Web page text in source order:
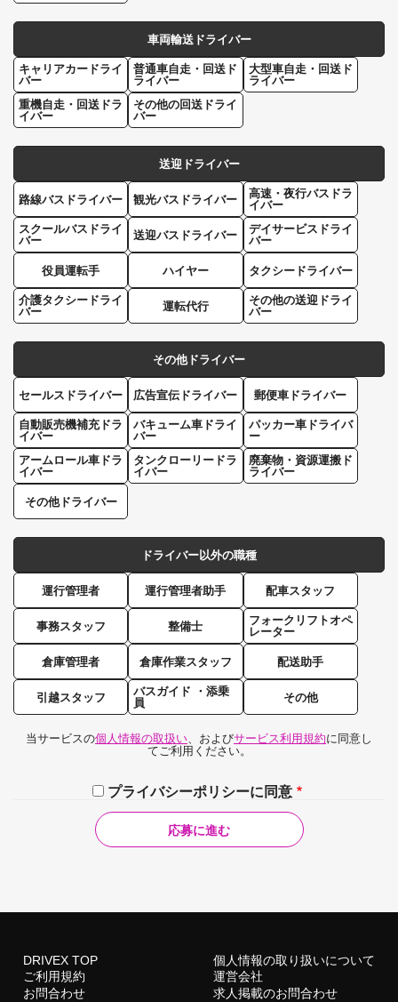
車両輸送ドライバー
キャリアカードライ
バー
普通車自走・回送ド
ライバー
大型車自走・回送ド
ライバー
重機自走・回送ドラ
イバー
その他の回送ドライ
バー
送迎ドライバー
路線バスドライバー 観光バスドライバー
高速・夜行バスドラ
イバー
スクールバスドライ
バー
送迎バスドライバー
デイサービスドライ
バー
役員運転手 ハイヤー タクシードライバー
介護タクシードライ
バー
運転代行
その他の送迎ドライ
バー
その他ドライバー
セールスドライバー 広告宣伝ドライバー 郵便車ドライバー
自動販売機補充ドラ
イバー
バキューム車ドライ
バー
パッカー車ドライバ
ー
アームロール車ドラ
イバー
タンクローリードラ
イバー
廃棄物・資源運搬ド
ライバー
その他ドライバー
ドライバー以外の職種
運行管理者 運行管理者助手 配車スタッフ
事務スタッフ 整備士
フォークリフトオペ
レーター
倉庫管理者 倉庫作業スタッフ 配送助手
引越スタッフ
バスガイド ・添乗
員
その他
当サービスの個人情報の取扱い、およびサービス利用規約に同意し
てご利用ください。
プライバシーポリシーに同意
DRIVEX TOP
個人情報の取り扱いについて
ご利用規約
運営会社
お問合わせ
求人掲載のお問合わせ